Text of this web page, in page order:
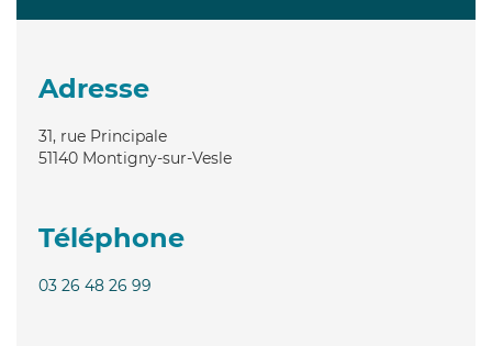
Adresse
31, rue Principale
51140 Montigny-sur-Vesle
Téléphone
03 26 48 26 99